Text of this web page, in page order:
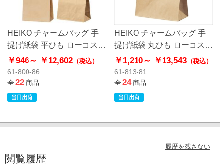
HEIKO チャームバッグ 手
提げ紙袋 平ひも ローコスト
タイプ 茶無地
￥946～ ￥12,602 （税込）
61-800-86
全22商品
HEIKO チャームバッグ 手
提げ紙袋 丸ひも ローコスト
タイプ 茶無地
￥1,210～ ￥13,543（税込）
61-813-81
全24商品
履歴を残さない
閲覧履歴